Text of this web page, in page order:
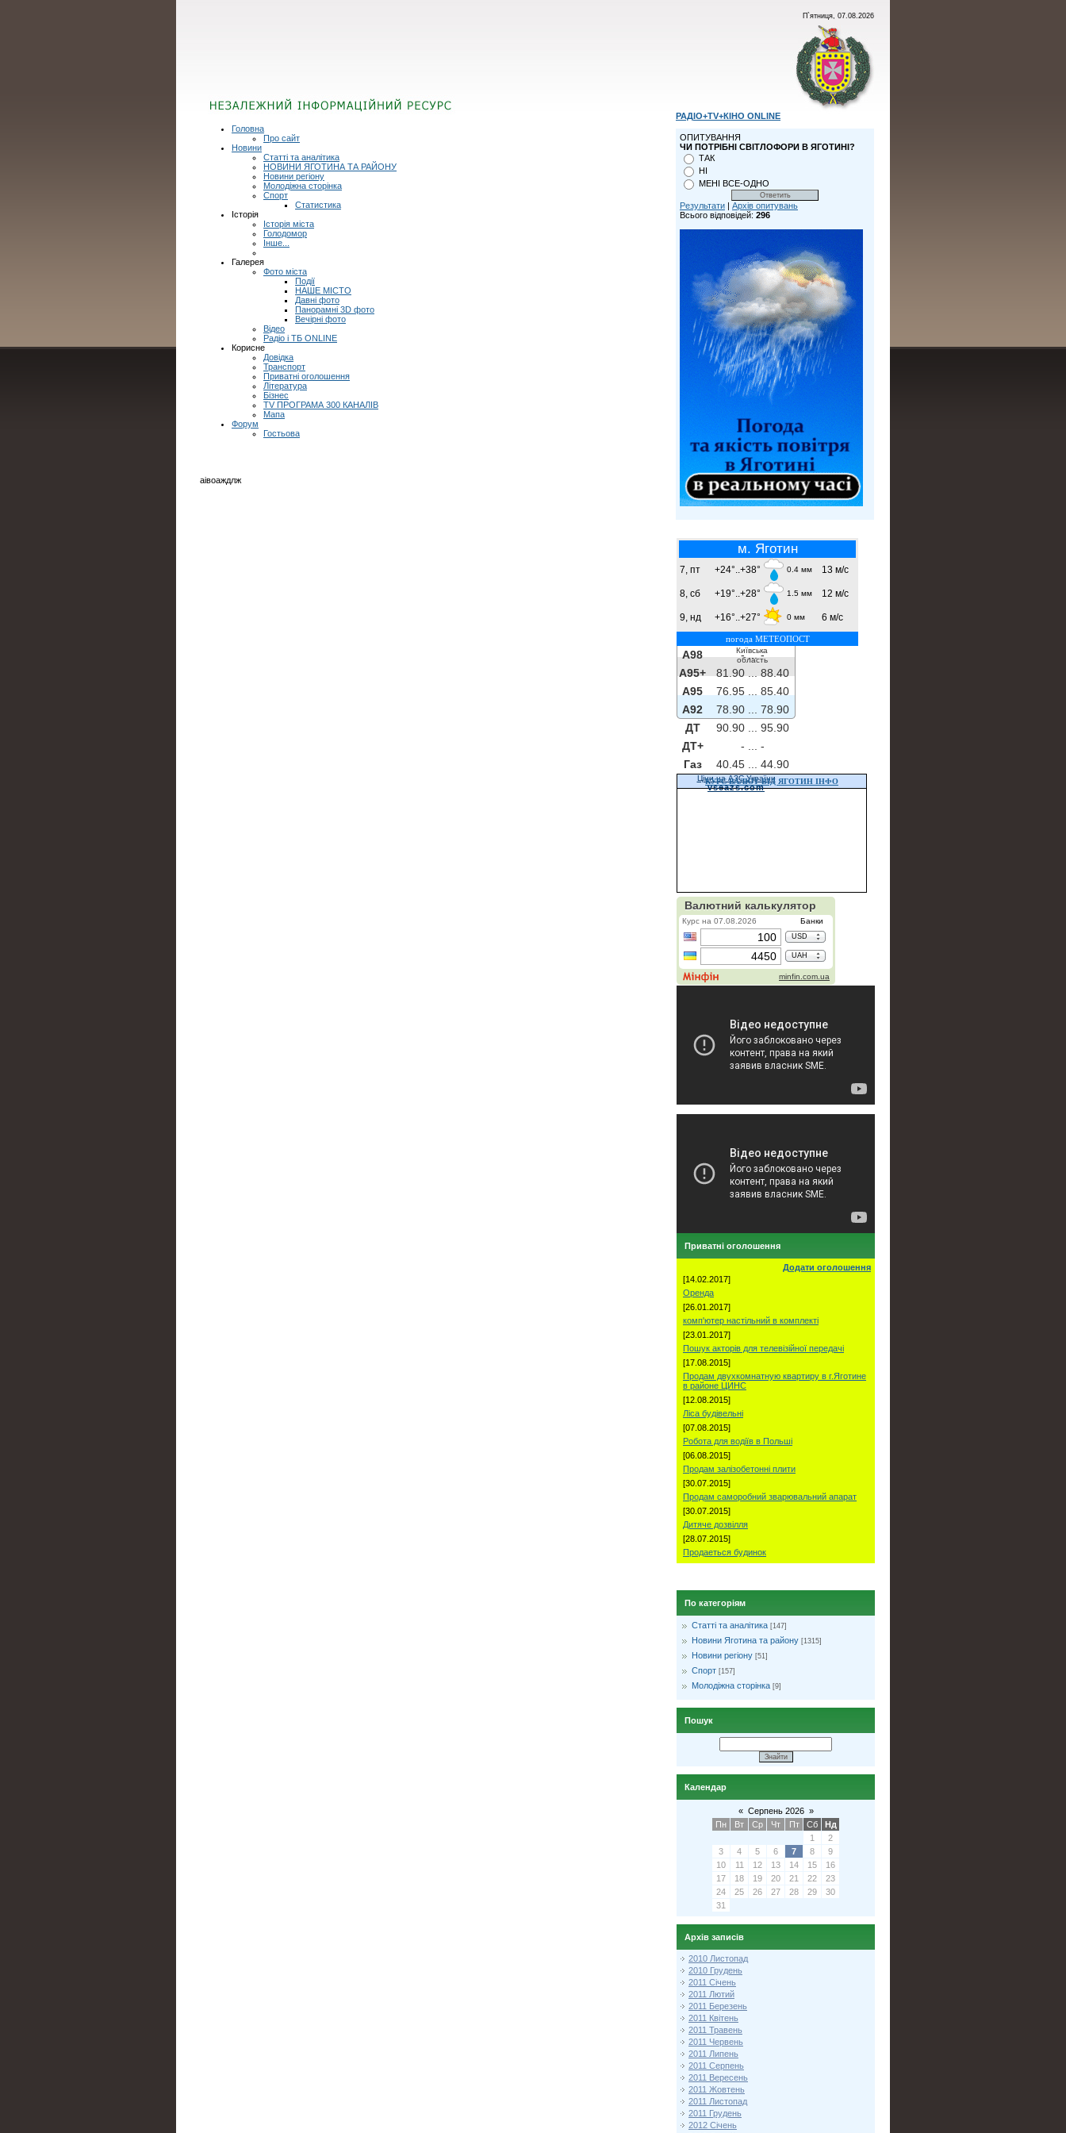
П`ятниця, 07.08.2026
Головна
Про сайт
Новини
Статті та аналітика
НОВИНИ ЯГОТИНА ТА РАЙОНУ
Новини регіону
Молодіжна сторінка
Спорт
Статистика
Історія
Історія міста
Голодомор
Інше...
Галерея
Фото міста
Події
НАШЕ МІСТО
Давні фото
Панорамні 3D фото
Вечірні фото
Відео
Радіо і ТБ ONLINE
Корисне
Довідка
Транспорт
Приватні оголошення
Література
Бізнес
TV ПРОГРАМА 300 КАНАЛІВ
Мапа
Форум
Гостьова
аівоаждлж
РАДІО+TV+КІНО ONLINE
ОПИТУВАННЯ
ЧИ ПОТРІБНІ СВІТЛОФОРИ В ЯГОТИНІ?
ТАК
НІ
МЕНІ ВСЕ-ОДНО
Результати | Архів опитувань
Всього відповідей: 296
м. Яготин
7, пт +24°..+38° 0.4 мм 13 м/с
8, сб +19°..+28° 1.5 мм 12 м/с
9, нд +16°..+27° 0 мм 6 м/с
погода МЕТЕОПОСТ
Київська
область
A98 - ...-
A95+
81.90 ...
88.40
A95
76.95 ...
85.40
A92
78.90 ...
78.90
ДТ
90.90 ...
95.90
ДТ+
- ...
-
Газ
40.45 ... 44.90
Ціни на АЗС України
vseazs.com
КУРС ВАЛЮТ ВІД ЯГОТИН ІНФО
Приватні оголошення
Додати оголошення
[14.02.2017]
Оренда
[26.01.2017]
комп'ютер настільний в комплекті
[23.01.2017]
Пошук акторів для телевізійної передачі
[17.08.2015]
Продам двухкомнатную квартиру в г.Яготине
в районе ЦИНС
[12.08.2015]
Ліса будівельні
[07.08.2015]
Робота для водіїв в Польші
[06.08.2015]
Продам залізобетонні плити
[30.07.2015]
Продам саморобний зварювальний апарат
[30.07.2015]
Дитяче дозвілля
[28.07.2015]
Продаеться будинок
По категоріям
Статті та аналітика [147]
Новини Яготина та району [1315]
Новини регіону [51]
Спорт [157]
Молодіжна сторінка [9]
Пошук
Календар
« Серпень 2026 »
Пн
Вт Ср Чт Пт Сб
Нд
1
2
3
4 5 6 7 8
9
10
11 12 13 14 15
16
17
18 19 20 21 22
23
24
25 26 27 28 29
30
31
Архів записів
2010 Листопад
2010 Грудень
2011 Січень
2011 Лютий
2011 Березень
2011 Квітень
2011 Травень
2011 Червень
2011 Липень
2011 Серпень
2011 Вересень
2011 Жовтень
2011 Листопад
2011 Грудень
2012 Січень